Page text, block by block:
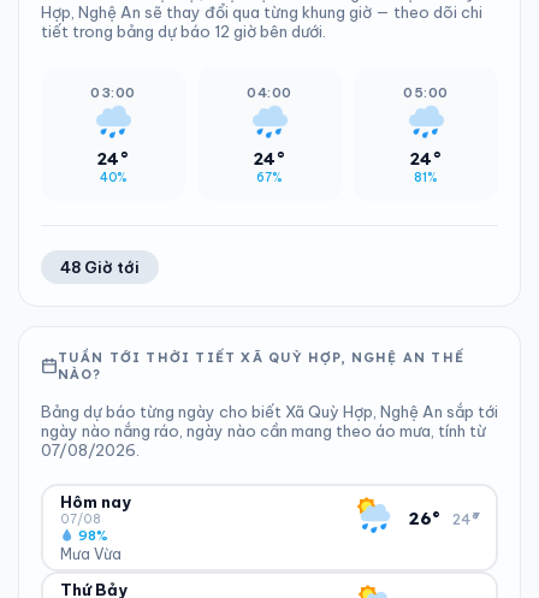
Hợp, Nghệ An sẽ thay đổi qua từng khung giờ — theo dõi chi
tiết trong bảng dự báo 12 giờ bên dưới.
03:00
24°
40%
04:00
24°
67%
05:00
24°
81%
48 Giờ tới
TUẦN TỚI THỜI TIẾT XÃ QUỲ HỢP, NGHỆ AN THẾ
NÀO?
Bảng dự báo từng ngày cho biết Xã Quỳ Hợp, Nghệ An sắp tới
ngày nào nắng ráo, ngày nào cần mang theo áo mưa, tính từ
07/08/2026.
Hôm nay
07/08
Mưa Vừa
98%
26° 24°
▾
ĐỘ ẨM
Thứ Bảy